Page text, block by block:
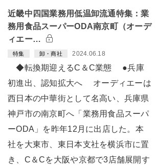
近畿中四国業務用低温卸流通特集：業
務用食品スーパーODA南京町（オーデ
ィエー…
特集 卸・商社 2024.06.18
◆転換期迎えるC＆C業態 ●兵庫
初進出、認知拡大へ オーディエーは
西日本の中華街として名高い、兵庫県
神戸市の南京町へ「業務用食品スーパ
ーODA」を昨年12月に出店した。本
社を大東市、東日本支社を横浜市に置
き、C＆Cを大阪や京都で3店舗展開す